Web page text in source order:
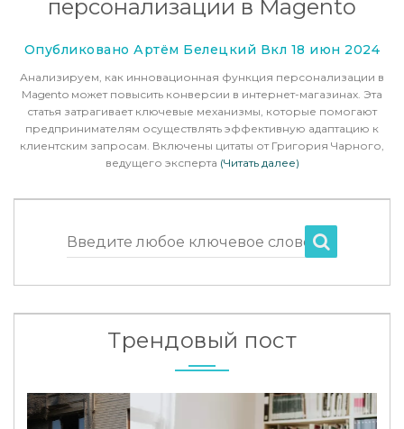
персонализации в Magento
Опубликовано Артём Белецкий Вкл 18 июн 2024
Анализируем, как инновационная функция персонализации в
Magento может повысить конверсии в интернет-магазинах. Эта
статья затрагивает ключевые механизмы, которые помогают
предпринимателям осуществлять эффективную адаптацию к
клиентским запросам. Включены цитаты от Григория Чарного,
ведущего эксперта (Читать далее)
Введите любое ключевое слово
Трендовый пост